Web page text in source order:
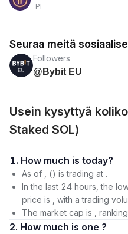
PI
Seuraa meitä
Followers
@Bybit EU
Usein kysyttyä
Staked SOL)
1. How much is today?
As of , () is trading at .
In the last 24 hours, the
price is , with a trading
The market cap is ,
2. How much is one ?